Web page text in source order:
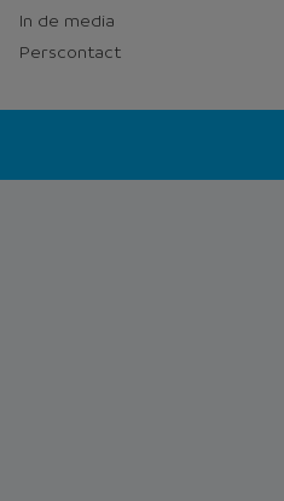
In de media
Perscontact